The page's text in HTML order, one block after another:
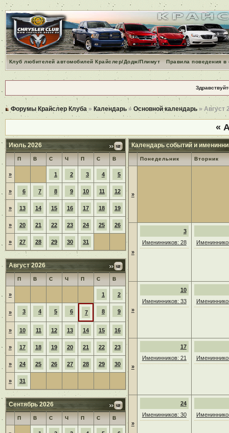
Клуб любителей автомобилей Крайслер/Додж/Плимут Правила поведения
Форумы Крайслер Клуба » Календарь» Основной календарь» Август
«
Июль 2026
П В С Ч П С В
» 1 2 3 4 5
» 6 7 8 9 10 11 12
» 13 14 15 16 17 18 19
» 20 21 22 23 24 25 26
» 27 28 29 30 31
Август 2026
П В С Ч П С В
» 1 2
» 3 4 5 6 7 8 9
» 10 11 12 13 14 15 16
» 17 18 19 20 21 22 23
» 24 25 26 27 28 29 30
» 31
Сентябрь 2026
П В С Ч П С В
Календарь событий и
Понедельник Вторник
»
»
3
Именинников: 28
»
10
Именинников: 33
»
17
Именинников: 21
»
24
Именинников: 30